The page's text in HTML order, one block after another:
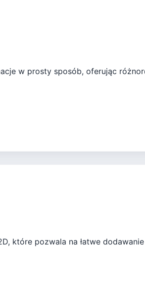
w prosty sposób, oferując
które pozwala na łatwe